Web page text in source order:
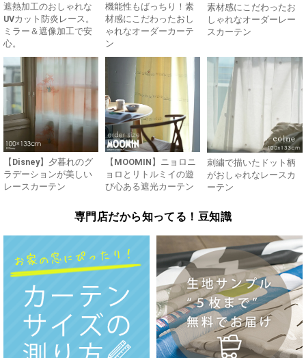
遮熱加工のおしゃれな
UVカット防炎レース。
ミラー＆遮像加工で安
心。
機能性もばっちり！素
材感にこだわったおし
ゃれなオーダーカーテ
ン
素材感にこだわったお
しゃれなオーダーレー
スカーテン
【Disney】夕暮れのグ
ラデーションが美しい
レースカーテン
【MOOMIN】ニョロニ
ョロとリトルミイの遊
び心ある遮光カーテン
刺繍で描いたドット柄
がおしゃれなレースカ
ーテン
専門店だから知ってる！豆知識